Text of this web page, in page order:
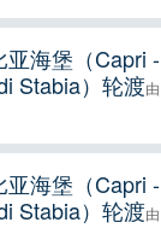
海堡（Capri -
Stabia）轮渡由
海堡（Capri -
Stabia）轮渡由